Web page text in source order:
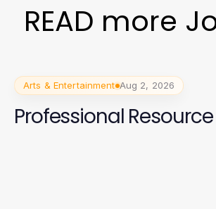
READ more
Arts & Entertainment Aug 2, 2026
Professional